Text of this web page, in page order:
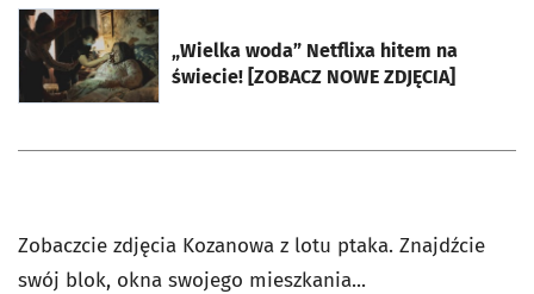
„Wielka woda” Netflixa hitem na
świecie! [ZOBACZ NOWE ZDJĘCIA]
otworzy się w nowej karcie
Zobaczcie zdjęcia Kozanowa z lotu ptaka. Znajdźcie
swój blok, okna swojego mieszkania...